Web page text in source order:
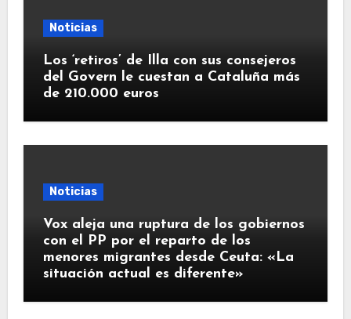
Noticias
Los ‘retiros’ de Illa con sus consejeros
del Govern le cuestan a Cataluña más
de 210.000 euros
Noticias
Vox aleja una ruptura de los gobiernos
con el PP por el reparto de los
menores migrantes desde Ceuta: «La
situación actual es diferente»